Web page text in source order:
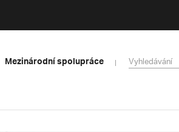
Mezinárodní spolupráce